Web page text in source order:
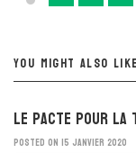
YOU MIGHT ALSO LIKE
Le Pacte pour la
POSTED ON 15 JANVIER 2020